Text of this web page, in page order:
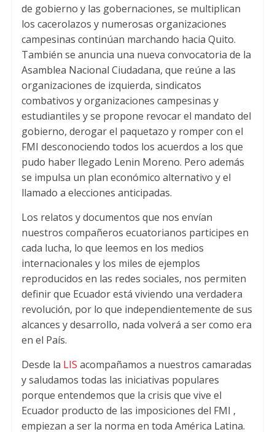
de gobierno y las gobernaciones, se multiplican
los cacerolazos y numerosas organizaciones
campesinas continúan marchando hacia Quito.
También se anuncia una nueva convocatoria de la
Asamblea Nacional Ciudadana, que reúne a las
organizaciones de izquierda, sindicatos
combativos y organizaciones campesinas y
estudiantiles y se propone revocar el mandato del
gobierno, derogar el paquetazo y romper con el
FMI desconociendo todos los acuerdos a los que
pudo haber llegado Lenin Moreno. Pero además
se impulsa un plan económico alternativo y el
llamado a elecciones anticipadas.
Los relatos y documentos que nos envían
nuestros compañeros ecuatorianos participes en
cada lucha, lo que leemos en los medios
internacionales y los miles de ejemplos
reproducidos en las redes sociales, nos permiten
definir que Ecuador está viviendo una verdadera
revolución, por lo que independientemente de sus
alcances y desarrollo, nada volverá a ser como era
en el País.
Desde la LIS acompañamos a nuestros camaradas
y saludamos todas las iniciativas populares
porque entendemos que la crisis que vive el
Ecuador producto de las imposiciones del FMI ,
empiezan a ser la norma en toda América Latina.